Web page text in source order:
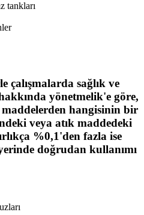
tankları
çalışmalarda sağlık ve
yönetmelik'e göre,
hangisinin bir
veya atık maddedeki
%0,1'den fazla ise
doğrudan kullanımı